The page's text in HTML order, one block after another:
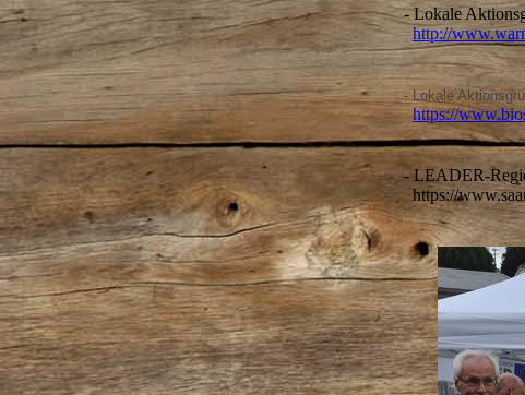
- Lokale
http://
- Lokale
https://
- LEADER-
https://